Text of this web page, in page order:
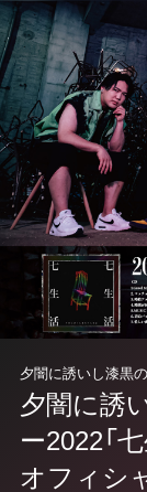
夕闇に誘いし漆黒
夕闇に誘
ー2022「
オフィシ